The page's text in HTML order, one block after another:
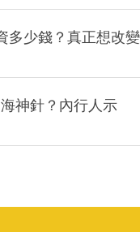
多少錢？真正想改變
神針？內行人示